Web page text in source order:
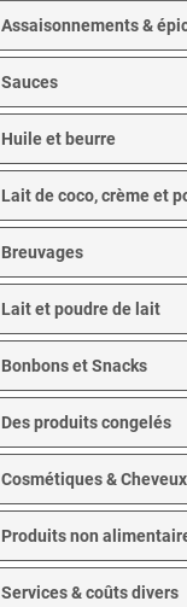
Assaisonnements &
Sauces
Huile et beurre
Lait de coco, crème et
Breuvages
Lait et poudre de lait
Bonbons et Snacks
Des produits congelés
Cosmétiques & Cheveux
Produits non
Services & coûts divers